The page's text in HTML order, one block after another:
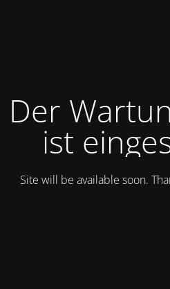
Der
ist
Site will be available soon.